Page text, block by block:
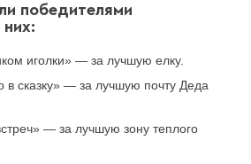
победителями
них:
иголки» — за лучшую елку.
в сказку» — за лучшую почту Деда
— за лучшую зону теплого